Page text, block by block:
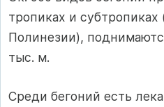
тропиках и
Полинезии),
тыс. м.
Среди бегоний есть